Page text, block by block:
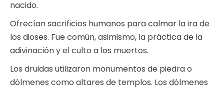
nacido.
Ofrecían sacrificios humanos para calmar la ira de
los dioses. Fue común, asimismo, la práctica de la
adivinación y el culto a los muertos.
Los druidas utilizaron monumentos de piedra o
dólmenes como altares de templos. Los dólmenes